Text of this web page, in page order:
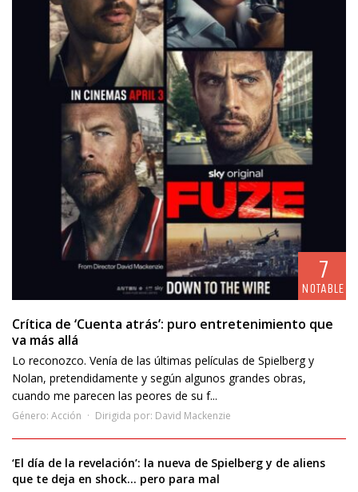
7
NOTABLE
Crítica de ‘Cuenta atrás’: puro entretenimiento que
va más allá
Lo reconozco. Venía de las últimas películas de Spielberg y
Nolan, pretendidamente y según algunos grandes obras,
cuando me parecen las peores de su f...
Género: Acción Dirigida por: David Mackenzie
‘El día de la revelación’: la nueva de Spielberg y de aliens
que te deja en shock… pero para mal